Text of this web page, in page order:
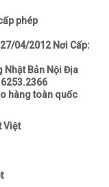
phép
04/2012 Nơi Cấp:
Nhật Bản Nội Địa
hàng toàn quốc
Việt